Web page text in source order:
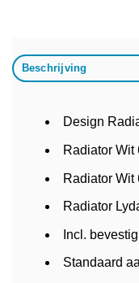
Beschrijving
Design
Radiator Wit
Radiator Wit
Radiator
Incl.
Standaard